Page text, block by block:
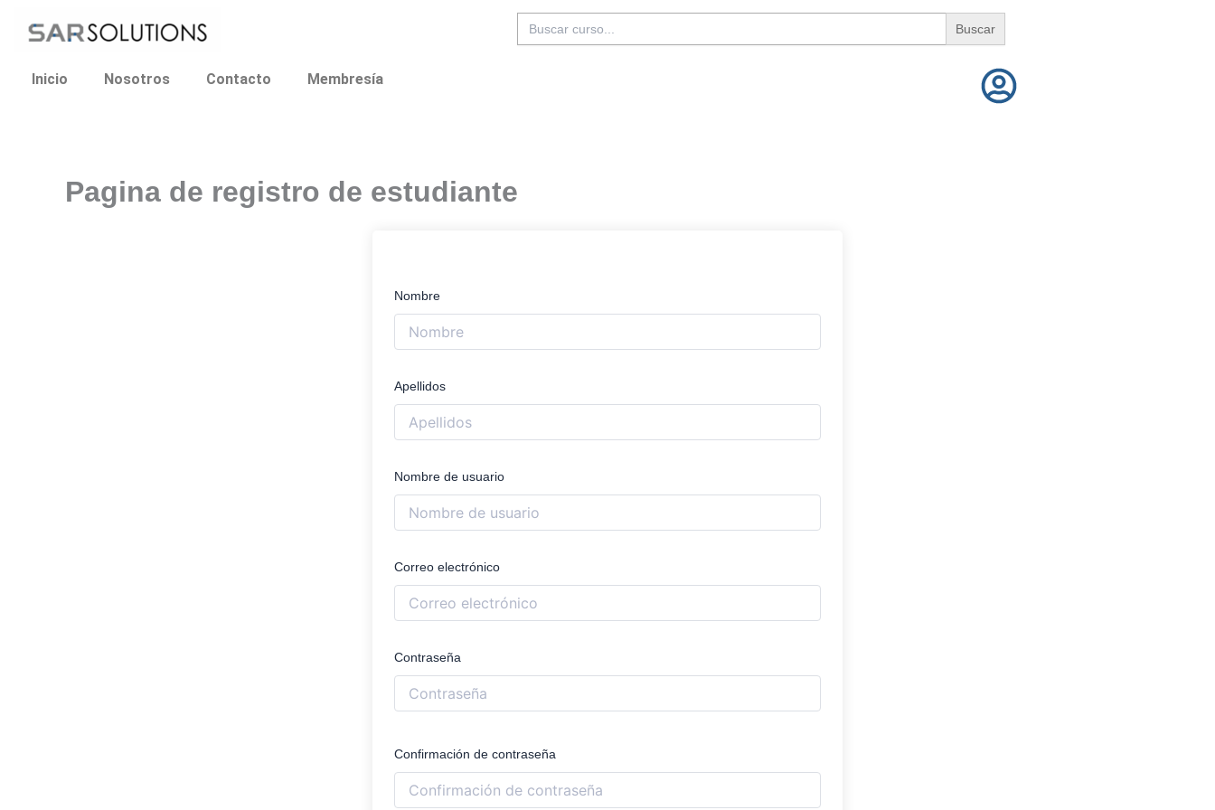
Buscar:
Inicio Nosotros Contacto Membresía
Pagina de registro de estudiante
Nombre
Apellidos
Nombre de usuario
Correo electrónico
Contraseña
Confirmación de contraseña